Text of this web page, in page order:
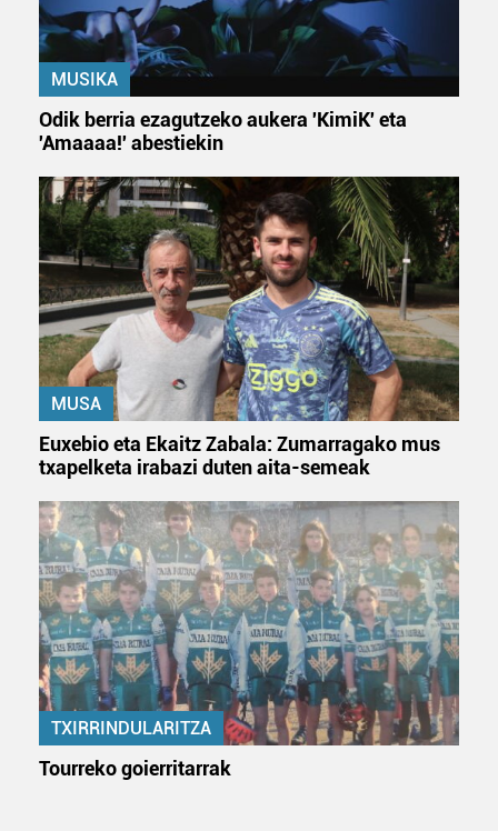
MUSIKA
Odik berria ezagutzeko aukera 'KimiK' eta
'Amaaaa!' abestiekin
MUSA
Euxebio eta Ekaitz Zabala: Zumarragako mus
txapelketa irabazi duten aita-semeak
TXIRRINDULARITZA
Tourreko goierritarrak